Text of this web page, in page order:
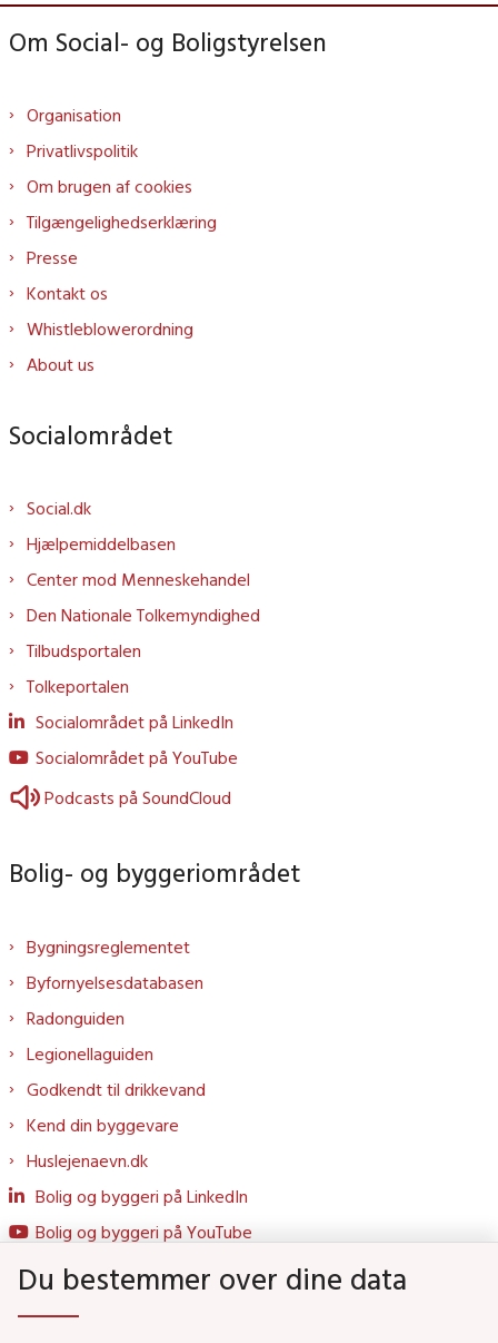
Om Social- og Boligstyrelsen
Organisation
Privatlivspolitik
Om brugen af cookies
Tilgængelighedserklæring
Presse
Kontakt os
Whistleblowerordning
About us
Socialområdet
Social.dk
Hjælpemiddelbasen
Center mod Menneskehandel
Den Nationale Tolkemyndighed
Tilbudsportalen
Tolkeportalen
Socialområdet på LinkedIn
Socialområdet på YouTube
Podcasts på SoundCloud
Bolig- og byggeriområdet
Bygningsreglementet
Byfornyelsesdatabasen
Radonguiden
Legionellaguiden
Godkendt til drikkevand
Kend din byggevare
Huslejenaevn.dk
Bolig og byggeri på LinkedIn
Bolig og byggeri på YouTube
Du bestemmer over dine data